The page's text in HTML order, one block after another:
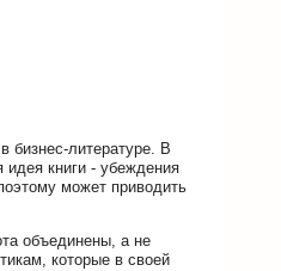
бизнес-литературе. В
идея книги - убеждения
может приводить
объединены, а не
которые в своей